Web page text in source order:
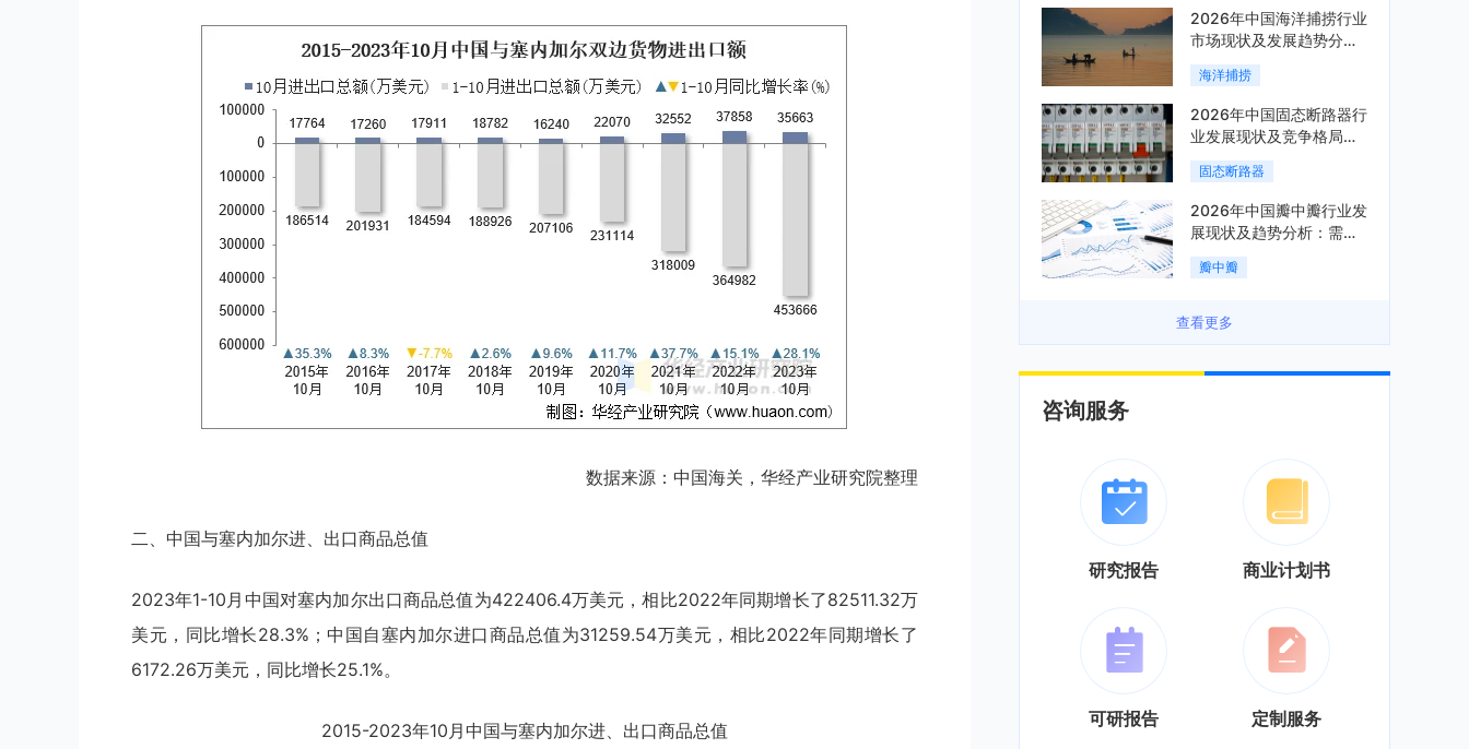
数据来源：中国海关，华经产业研究院整理
二、中国与塞内加尔进、出口商品总值
2023年1-10月中国对塞内加尔出口商品总值为422406.4万美元，相比2022年同期增长了82511.32万
美元，同比增长28.3%；中国自塞内加尔进口商品总值为31259.54万美元，相比2022年同期增长了
6172.26万美元，同比增长25.1%。
2015-2023年10月中国与塞内加尔进、出口商品总值
2026年中国海洋捕捞行业
市场现状及发展趋势分
析：科技赋能与智能化转
型加速「图」
海洋捕捞
2026年中国固态断路器行
业发展现状及竞争格局分
析：国际巨头领跑技术，
国内企业加速追赶「图」
固态断路器
2026年中国瓣中瓣行业发
展现状及趋势分析：需求
可持续释放，市场发展前
景良好「图」
瓣中瓣
查看更多
咨询服务
研究报告 商业计划书
可研报告 定制服务